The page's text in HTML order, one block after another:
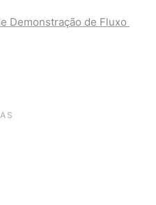
Demonstração de Fluxo